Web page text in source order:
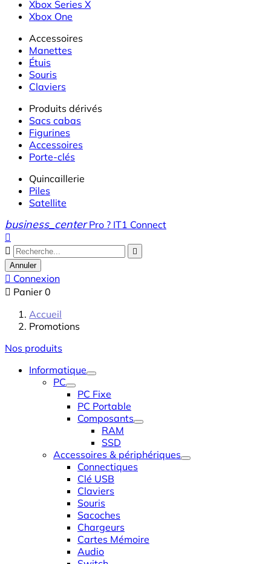
Xbox Series X
Xbox One
Accessoires
Manettes
Étuis
Souris
Claviers
Produits dérivés
Sacs cabas
Figurines
Accessoires
Porte-clés
Quincaillerie
Piles
Satellite
business_center Pro ? IT1 Connect



Annuler
 Connexion
 Panier 0
Accueil
Promotions
Nos produits
Informatique
PC
PC Fixe
PC Portable
Composants
RAM
SSD
Accessoires & périphériques
Connectiques
Clé USB
Claviers
Souris
Sacoches
Chargeurs
Cartes Mémoire
Audio